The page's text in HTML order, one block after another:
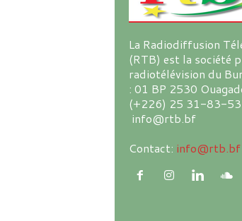
La Radiodiffusion
(RTB) est la société
radiotélévision du
: 01 BP 2530
(+226) 25 31-83-
info@rtb.bf
Contact: info@rtb.bf